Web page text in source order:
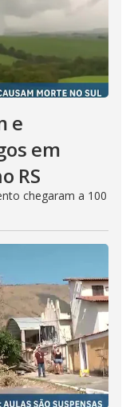
e
em
RS
chegaram a 100